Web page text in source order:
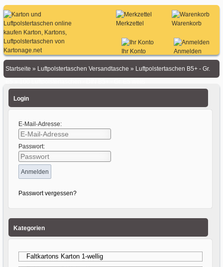
Warenkorb
Merkzettel
Anmelden
Ihr Konto
Startseite » Luftpolstertaschen Versandtasche » Luftpolstertaschen B5+ - Gr.
Login
E-Mail-Adresse:
Passwort:
Passwort vergessen?
Kategorien
Faltkartons Karton 1-wellig